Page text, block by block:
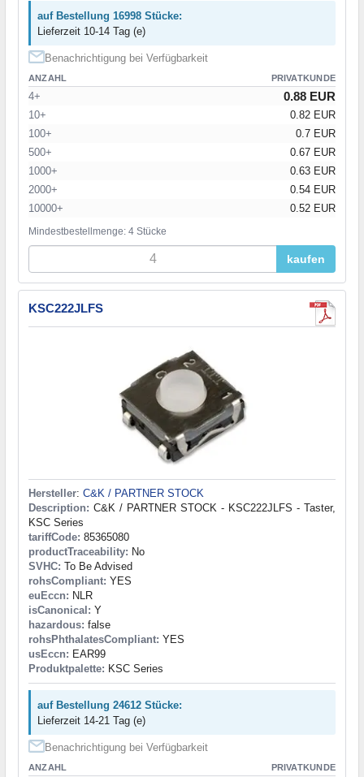
auf Bestellung 16998 Stücke:
Lieferzeit 10-14 Tag (e)
Benachrichtigung bei Verfügbarkeit
ANZAHL PRIVATKUNDE
4+ 0.88 EUR
10+
0.82 EUR
100+
0.7 EUR
500+
0.67 EUR
1000+
0.63 EUR
2000+
0.54 EUR
10000+
0.52 EUR
Mindestbestellmenge: 4 Stücke
kaufen
KSC222JLFS
Hersteller: C&K / PARTNER STOCK
Description: C&K / PARTNER STOCK - KSC222JLFS - Taster,
KSC Series
tariffCode: 85365080
productTraceability: No
SVHC: To Be Advised
rohsCompliant: YES
euEccn: NLR
isCanonical: Y
hazardous: false
rohsPhthalatesCompliant: YES
usEccn: EAR99
Produktpalette: KSC Series
auf Bestellung 24612 Stücke:
Lieferzeit 14-21 Tag (e)
Benachrichtigung bei Verfügbarkeit
ANZAHL PRIVATKUNDE